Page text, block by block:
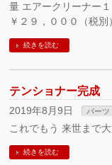
量 エアークリーナー
￥２９，０００（税別
続きを読む
テンショナー完成
2019年8月9日 パーツ
これでもう 来世まで
続きを読む